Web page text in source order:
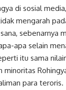
di sosial
mengarah
sebenarnya
apa selain
itu sama
minoritas
para teroris.